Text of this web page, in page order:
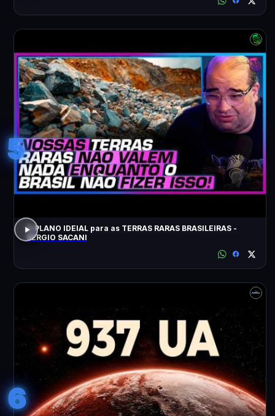
5
O PLANO IDEIAL para as TERRAS RARAS BRASILEIRAS -
SÉRGIO SACANI
6